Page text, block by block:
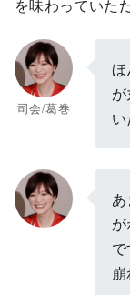
を味わっていた
司会/葛巻